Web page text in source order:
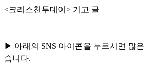
<크리스천투데이> 기고 글
▶ 아래의 SNS 아이콘을 누르시면 많
습니다.